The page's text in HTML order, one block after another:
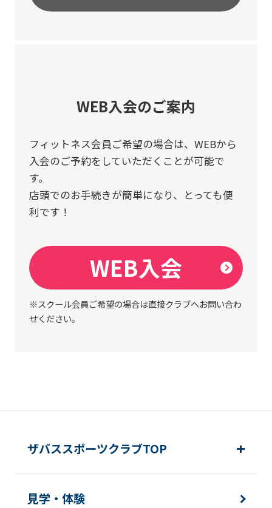
WEB入会のご案内
フィットネス会員ご希望の場合は、 WEBから
入会のご予約をしていただくことが可能で
す。
店頭でのお手続きが簡単になり、とっても便
利です！
WEB入会
※スクール会員ご希望の場合は直接クラブへお問い合わ
せください。
ザバススポーツクラブTOP
見学・体験